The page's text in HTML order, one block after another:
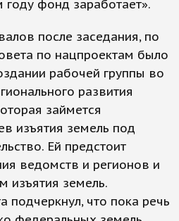
фонд заработает».
после заседания, по
по нацпроектам было
рабочей группы во
развития
займется
изъятия земель под
Ей предстоит
ведомств и регионов и
изъятия земель.
подчеркнул, что пока речь